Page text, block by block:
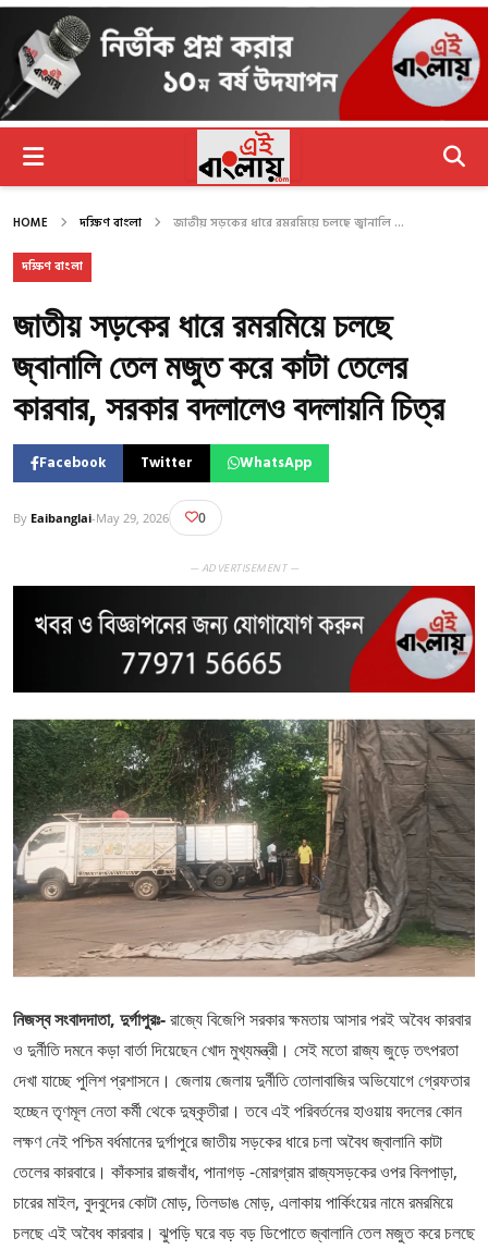
HOME দক্ষিণ বাংলা জাতীয় সড়কের ধারে রমরমিয়ে চলছে জ্বানালি ...
দক্ষিণ বাংলা
জাতীয় সড়কের ধারে রমরমিয়ে চলছে
জ্বানালি তেল মজুত করে কাটা তেলের
কারবার, সরকার বদলালেও বদলায়নি চিত্র
Facebook Twitter WhatsApp
By Eaibanglai-May 29, 2026 0
— ADVERTISEMENT —
নিজস্ব সংবাদদাতা, দুর্গাপুরঃ-রাজ্যে বিজেপি সরকার ক্ষমতায় আসার পরই অবৈধ কারবার
ও দুর্নীতি দমনে কড়া বার্তা দিয়েছেন খোদ মুখ্যমন্ত্রী। সেই মতো রাজ্য জুড়ে তৎপরতা
দেখা যাচ্ছে পুলিশ প্রশাসনে। জেলায় জেলায় দুর্নীতি তোলাবাজির অভিযোগে গ্রেফতার
হচ্ছেন তৃণমূল নেতা কর্মী থেকে দুষ্কৃতীরা। তবে এই পরিবর্তনের হাওয়ায় বদলের কোন
লক্ষণ নেই পশ্চিম বর্ধমানের দুর্গাপুরে জাতীয় সড়কের ধারে চলা অবৈধ জ্বালানি কাটা
তেলের কারবারে। কাঁকসার রাজবাঁধ, পানাগড় -মোরগ্রাম রাজ্যসড়কের ওপর বিলপাড়া,
চারের মাইল, বুদবুদের কোটা মোড়, তিলডাঙ মোড়, এলাকায় পার্কিংয়ের নামে রমরমিয়ে
চলছে এই অবৈধ কারবার। ঝুপড়ি ঘরে বড় বড় ডিপোতে জ্বালানি তেল মজুত করে চলছে